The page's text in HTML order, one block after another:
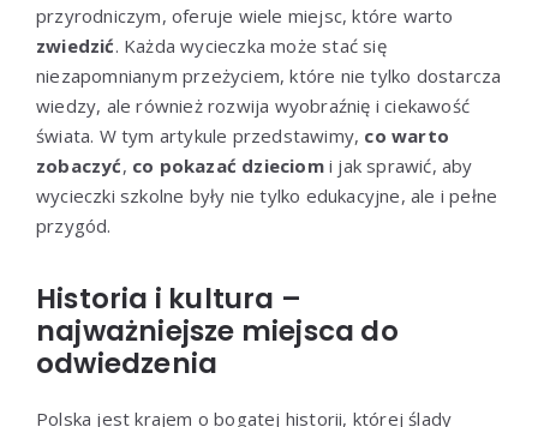
przyrodniczym, oferuje wiele miejsc, które warto
zwiedzić. Każda wycieczka może stać się
niezapomnianym przeżyciem, które nie tylko dostarcza
wiedzy, ale również rozwija wyobraźnię i ciekawość
świata. W tym artykule przedstawimy, co warto
zobaczyć, co pokazać dzieciomi jak sprawić, aby
wycieczki szkolne były nie tylko edukacyjne, ale i pełne
przygód.
Historia i kultura –
najważniejsze miejsca do
odwiedzenia
Polska jest krajem o bogatej historii, której ślady